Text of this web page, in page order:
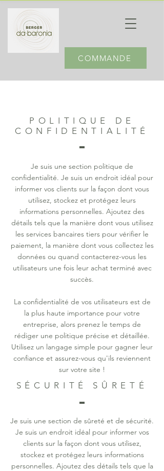
COMMANDE
POLITIQUE DE
CONFIDENTIALITÉ
Je suis une section politique de
confidentialité. Je suis un endroit idéal pour
informer vos clients sur la façon dont vous
utilisez, stockez et protégez leurs
informations personnelles. Ajoutez des
détails tels que la manière dont vous utilisez
les services bancaires tiers pour vérifier le
paiement, la manière dont vous collectez les
données ou quand contacterez-vous les
utilisateurs une fois leur achat terminé avec
succès.
La confidentialité de vos utilisateurs est de
la plus haute importance pour votre
entreprise, alors prenez le temps de
rédiger une politique précise et détaillée.
Utilisez un langage simple pour gagner leur
confiance et assurez-vous qu'ils reviennent
sur votre site !
SÉCURITÉ SÛRETÉ
Je suis une section de sûreté et de sécurité.
Je suis un endroit idéal pour informer vos
clients sur la façon dont vous utilisez,
stockez et protégez leurs informations
personnelles. Ajoutez des détails tels que la